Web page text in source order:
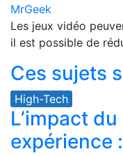
MrGeek
Les jeux vidéo
il est possible de
Ces sujets
High-Tech
L’impact
expérience